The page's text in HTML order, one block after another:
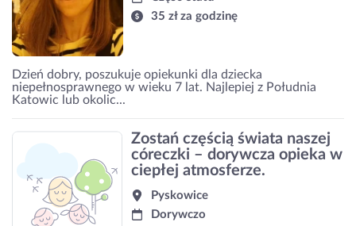
35 zł za godzinę
Dzień dobry, poszukuje opiekunki dla dziecka
niepełnosprawnego w wieku 7 lat. Najlepiej z Południa
Katowic lub okolic...
Zostań częścią świata naszej
córeczki – dorywcza opieka w
ciepłej atmosferze.
Pyskowice
Dorywczo